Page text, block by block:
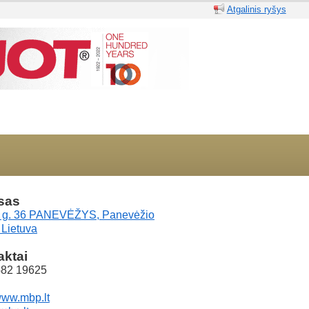
Atgalinis ryšys
g. 36 PANEVĖŽYS, Panevėžio
19625